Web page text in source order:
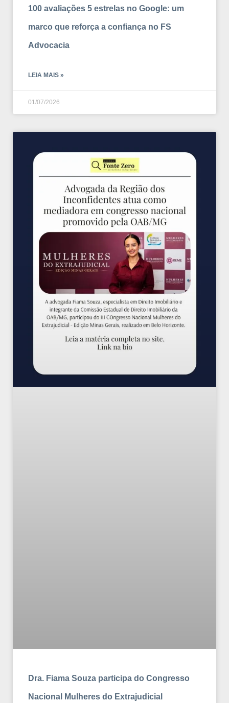
100 avaliações 5 estrelas no Google: um
marco que reforça a confiança no FS
Advocacia
LEIA MAIS »
01/07/2026
Dra. Fiama Souza participa do Congresso
Nacional Mulheres do Extrajudicial